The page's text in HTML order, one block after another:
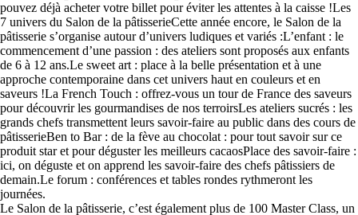
pouvez déjà acheter votre billet pour éviter les attentes à la caisse !Les
7 univers du Salon de la pâtisserieCette année encore, le Salon de la
pâtisserie s’organise autour d’univers ludiques et variés :L’enfant : le
commencement d’une passion : des ateliers sont proposés aux enfants
de 6 à 12 ans.Le sweet art : place à la belle présentation et à une
approche contemporaine dans cet univers haut en couleurs et en
saveurs !La French Touch : offrez-vous un tour de France des saveurs
pour découvrir les gourmandises de nos terroirsLes ateliers sucrés : les
grands chefs transmettent leurs savoir-faire au public dans des cours de
pâtisserieBen to Bar : de la fève au chocolat : pour tout savoir sur ce
produit star et pour déguster les meilleurs cacaosPlace des savoir-faire :
ici, on déguste et on apprend les savoir-faire des chefs pâtissiers de
demain.Le forum : conférences et tables rondes rythmeront les
journées.
Le Salon de la pâtisserie, c’est également plus de 100 Master Class, un